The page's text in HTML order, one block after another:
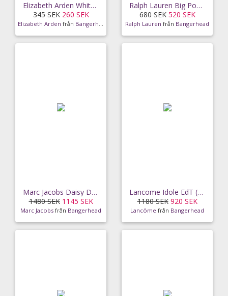
Elizabeth Arden White Tea Eau Fraiche Eau De
345 SEK 260 SEK
Elizabeth Arden från Bangerhead
Ralph Lauren Big Pony EdP Blue (50 ml)
680 SEK 520 SEK
Ralph Lauren från Bangerhead
Marc Jacobs Daisy Dream EdT (100ml)
1480 SEK 1145 SEK
Marc Jacobs från Bangerhead
Lancome Idole EdT (50 ml)
1180 SEK 920 SEK
Lancôme från Bangerhead